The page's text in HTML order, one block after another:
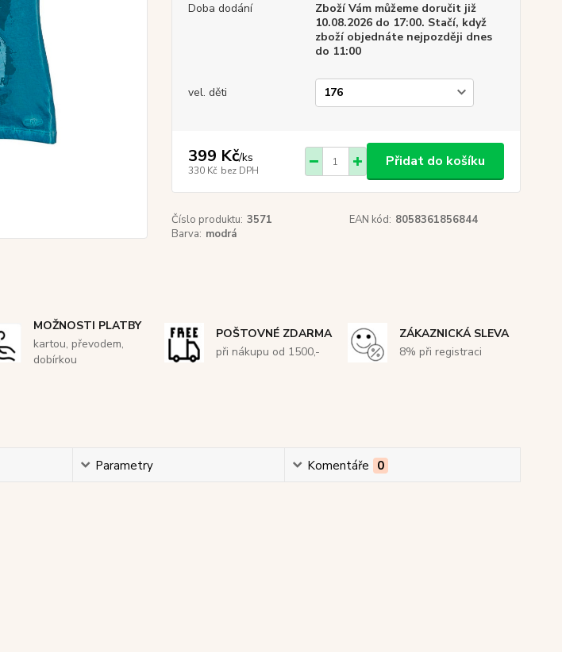
Doba dodání
Zboží Vám můžeme doručit již
10.08.2026 do 17:00. Stačí, když
zboží objednáte nejpozději dnes
do 11:00
vel. děti
399 Kč/ks
330 Kč bez DPH
Přidat do košíku
Číslo produktu: 3571 EAN kód: 8058361856844
Barva: modrá
MOŽNOSTI PLATBY
kartou, převodem,
dobírkou
POŠTOVNÉ ZDARMA
při nákupu od 1500,-
ZÁKAZNICKÁ SLEVA
8% při registraci
Parametry Komentáře 0